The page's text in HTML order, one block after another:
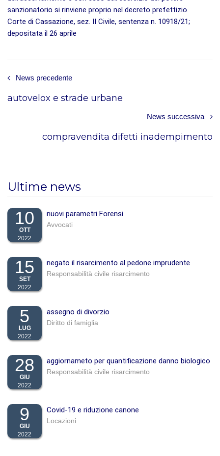
sanzionatorio si rinviene proprio nel decreto prefettizio.
Corte di Cassazione, sez. II Civile, sentenza n. 10918/21;
depositata il 26 aprile
News precedente
autovelox e strade urbane
News successiva
compravendita difetti inadempimento
Ultime news
10
OTT
2022
nuovi parametri Forensi
Avvocati
15
SET
2022
negato il risarcimento al pedone imprudente
Responsabilità civile risarcimento
5
LUG
2022
assegno di divorzio
Diritto di famiglia
28
GIU
2022
aggiornameto per quantificazione danno biologico
Responsabilità civile risarcimento
9
GIU
2022
Covid-19 e riduzione canone
Locazioni